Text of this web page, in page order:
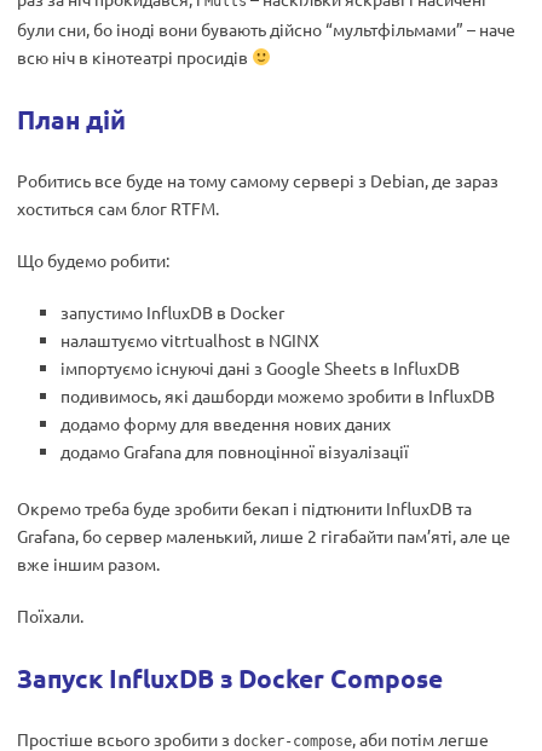
були сни, бо іноді вони бувають дійсно “мультфільмами” – наче
всю ніч в кінотеатрі просидів
План дій
Робитись все буде на тому самому сервері з Debian, де зараз
хоститься сам блог RTFM.
Що будемо робити:
запустимо InfluxDB в Docker
налаштуємо vitrtualhost в NGINX
імпортуємо існуючі дані з Google Sheets в InfluxDB
подивимось, які дашборди можемо зробити в InfluxDB
додамо форму для введення нових даних
додамо Grafana для повноцінної візуалізації
Окремо треба буде зробити бекап і підтюнити InfluxDB та
Grafana, бо сервер маленький, лише 2 гігабайти пам’яті, але це
вже іншим разом.
Поїхали.
Запуск InfluxDB з Docker Compose
Простіше всього зробити з docker-compose, аби потім легше